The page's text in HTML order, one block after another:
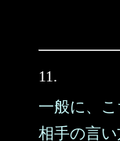
11.
一般に、こ
相手の言